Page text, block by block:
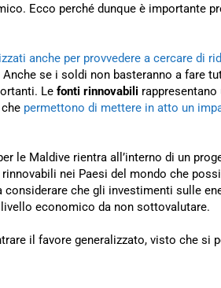
Ecco perché dunque è importante
anche per provvedere a cercare di
se i soldi non basteranno a fare
Le fonti rinnovabili
permettono di mettere in atto un
le Maldive rientra all’interno di un
nei Paesi del mondo che
che gli investimenti sulle
economico da non sottovalutare.
il favore generalizzato, visto che si